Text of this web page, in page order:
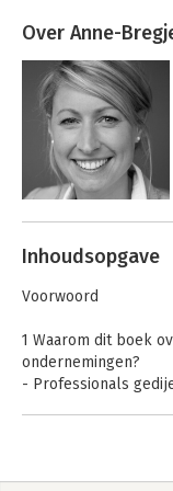
StrategieCanvas
Bekijk alle boeken
Over Anne-
Andere
Huijsmans
Inhoudsopgave
Voorwoord
1 Waarom dit boek
ondernemingen?
- Professionals